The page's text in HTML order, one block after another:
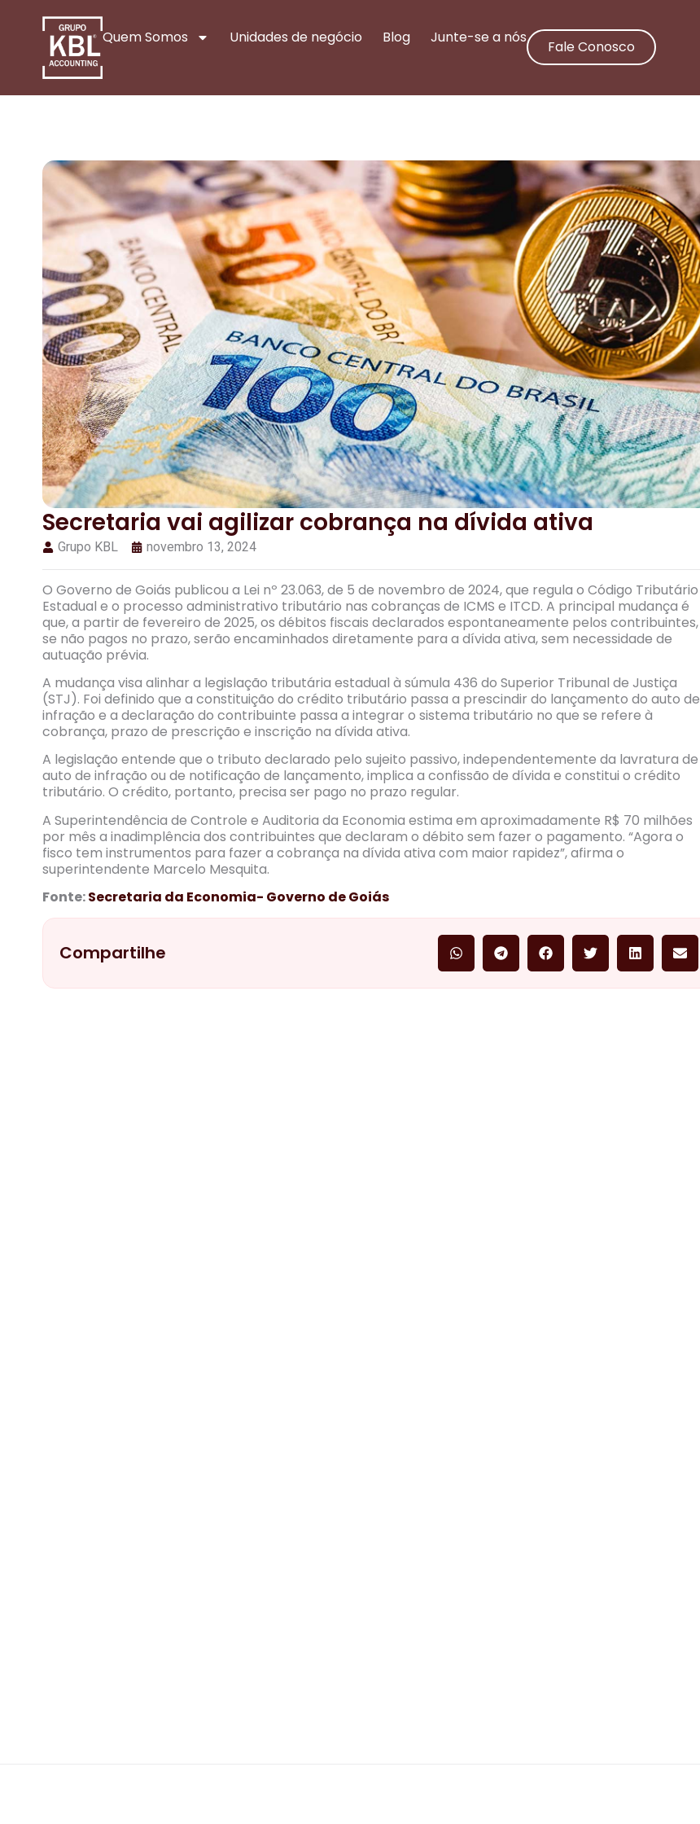
Quem Somos Unidades de negócio Blog Junte-se a nós
Fale Conosco
Secretaria vai agilizar cobrança na dívida ativa
Grupo KBL novembro 13, 2024
O Governo de Goiás publicou a Lei nº 23.063, de 5 de novembro de 2024, que regula o Código Tributário
Estadual e o processo administrativo tributário nas cobranças de ICMS e ITCD. A principal mudança é
que, a partir de fevereiro de 2025, os débitos fiscais declarados espontaneamente pelos contribuintes,
se não pagos no prazo, serão encaminhados diretamente para a dívida ativa, sem necessidade de
autuação prévia.
A mudança visa alinhar a legislação tributária estadual à súmula 436 do Superior Tribunal de Justiça
(STJ). Foi definido que a constituição do crédito tributário passa a prescindir do lançamento do auto de
infração e a declaração do contribuinte passa a integrar o sistema tributário no que se refere à
cobrança, prazo de prescrição e inscrição na dívida ativa.
A legislação entende que o tributo declarado pelo sujeito passivo, independentemente da lavratura de
auto de infração ou de notificação de lançamento, implica a confissão de dívida e constitui o crédito
tributário. O crédito, portanto, precisa ser pago no prazo regular.
A Superintendência de Controle e Auditoria da Economia estima em aproximadamente R$ 70 milhões
por mês a inadimplência dos contribuintes que declaram o débito sem fazer o pagamento. “Agora o
fisco tem instrumentos para fazer a cobrança na dívida ativa com maior rapidez”, afirma o
superintendente Marcelo Mesquita.
Fonte:Secretaria da Economia- Governo de Goiás
Compartilhe